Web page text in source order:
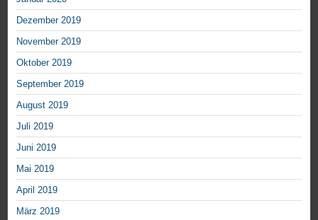
Dezember 2019
November 2019
Oktober 2019
September 2019
August 2019
Juli 2019
Juni 2019
Mai 2019
April 2019
März 2019